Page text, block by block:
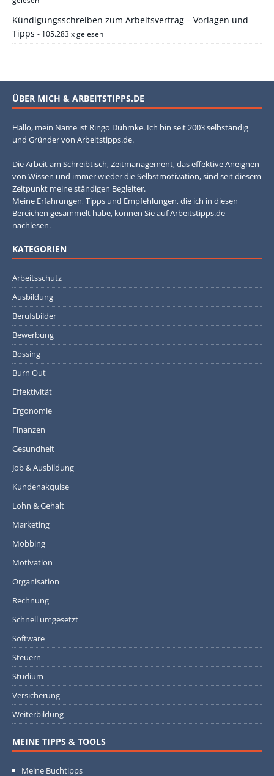
Kündigungsschreiben zum Arbeitsvertrag – Vorlagen und
Tipps - 105.283 x gelesen
ÜBER MICH & ARBEITSTIPPS.DE
Hallo, mein Name ist Ringo Dühmke. Ich bin seit 2003 selbständig
und Gründer von Arbeitstipps.de.
Die Arbeit am Schreibtisch, Zeitmanagement, das effektive Aneignen
von Wissen und immer wieder die Selbstmotivation, sind seit diesem
Zeitpunkt meine ständigen Begleiter.
Meine Erfahrungen, Tipps und Empfehlungen, die ich in diesen
Bereichen gesammelt habe, können Sie auf Arbeitstipps.de
nachlesen.
KATEGORIEN
Arbeitsschutz
Ausbildung
Berufsbilder
Bewerbung
Bossing
Burn Out
Effektivität
Ergonomie
Finanzen
Gesundheit
Job & Ausbildung
Kundenakquise
Lohn & Gehalt
Marketing
Mobbing
Motivation
Organisation
Rechnung
Schnell umgesetzt
Software
Steuern
Studium
Versicherung
Weiterbildung
MEINE TIPPS & TOOLS
Meine Buchtipps